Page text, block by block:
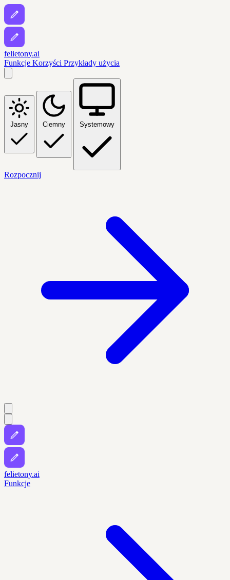
felietony.ai
Funkcje Korzyści Przykłady użycia
Jasny Ciemny Systemowy
Rozpocznij
felietony.ai
Funkcje